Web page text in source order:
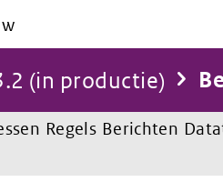
(in productie)
Regels Berichten